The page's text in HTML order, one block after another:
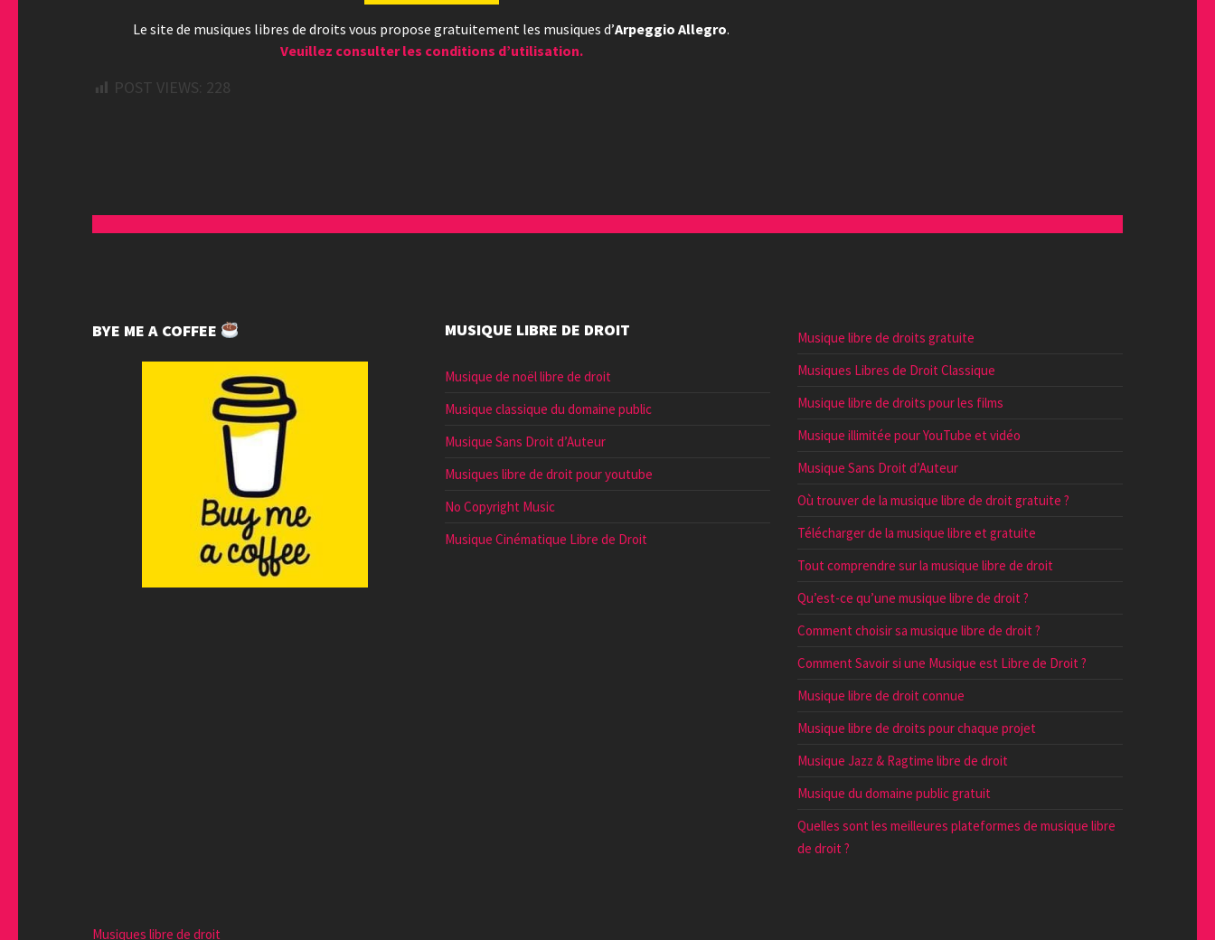
Le site de musiques libres de droits vous propose gratuitement les musiques d’Arpeggio Allegro.
Veuillez consulter les conditions d’utilisation.
POST VIEWS: 228
BYE ME A COFFEE MUSIQUE LIBRE DE DROIT
Musique de noël libre de droit
Musique classique du domaine public
Musique Sans Droit d’Auteur
Musiques libre de droit pour youtube
No Copyright Music
Musique Cinématique Libre de Droit
Musique libre de droits gratuite
Musiques Libres de Droit Classique
Musique libre de droits pour les films
Musique illimitée pour YouTube et vidéo
Musique Sans Droit d’Auteur
Où trouver de la musique libre de droit gratuite ?
Télécharger de la musique libre et gratuite
Tout comprendre sur la musique libre de droit
Qu’est-ce qu’une musique libre de droit ?
Comment choisir sa musique libre de droit ?
Comment Savoir si une Musique est Libre de Droit ?
Musique libre de droit connue
Musique libre de droits pour chaque projet
Musique Jazz & Ragtime libre de droit
Musique du domaine public gratuit
Quelles sont les meilleures plateformes de musique libre
de droit ?
Musiques libre de droit